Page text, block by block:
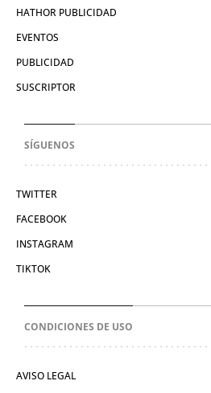
HATHOR PUBLICIDAD
EVENTOS
PUBLICIDAD
SUSCRIPTOR
SÍGUENOS
TWITTER
FACEBOOK
INSTAGRAM
TIKTOK
CONDICIONES DE USO
AVISO LEGAL